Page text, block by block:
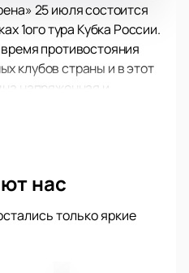
25 июля состоится
1ого тура Кубка России.
противостояния
клубов страны и в этот
напряженная и
сильными
страны, и эта игра
футбола.
игры, вы узнаете
нас
только яркие